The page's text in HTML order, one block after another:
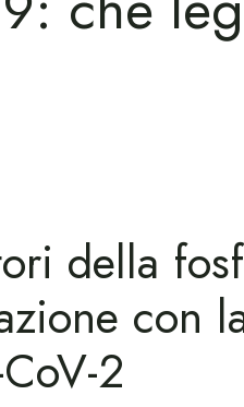
della
con
2